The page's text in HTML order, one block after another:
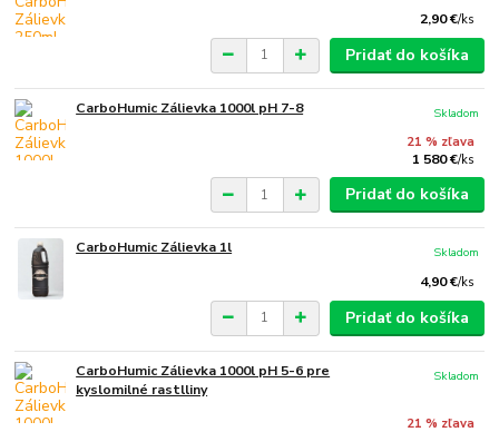
2,90 €/ks
Pridať do košíka
CarboHumic Zálievka 1000l pH 7-8
21 % zľava
1 580 €/ks
Skladom
Pridať do košíka
CarboHumic Zálievka 1l
4,90 €/ks
Skladom
Pridať do košíka
CarboHumic Zálievka 1000l pH 5-6 pre
kyslomilné rastlliny
21 % zľava
Skladom